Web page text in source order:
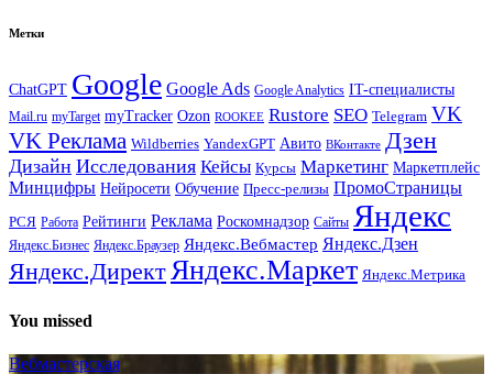
Метки
ChatGPT Google Google Ads Google Analytics IT-специалисты
Mail.ru myTarget myTracker Ozon ROOKEE Rustore SEO Telegram VK
VK Реклама Wildberries YandexGPT Авито ВКонтакте Дзен
Дизайн Исследования Кейсы Курсы Маркетинг Маркетплейс
Минцифры Нейросети Обучение Пресс-релизы ПромоСтраницы
РСЯ Работа Рейтинги Реклама Роскомнадзор Сайты Яндекс
Яндекс.Бизнес Яндекс.Браузер Яндекс.Вебмастер Яндекс.Дзен
Яндекс.ДиректЯндекс.Маркет Яндекс.Метрика
You missed
Вебмастерская